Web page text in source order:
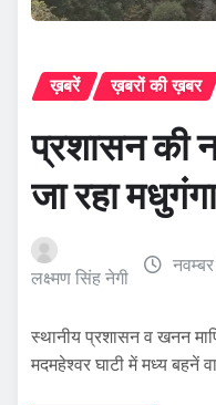
ख़बरें ख़बरों की ख़बर
प्रशासन की
जा रहा
लक्ष्मण सिंह नेगी
स्थानीय प्रशासन व खनन
मदमहेश्वर घाटी में मध्य बहनें